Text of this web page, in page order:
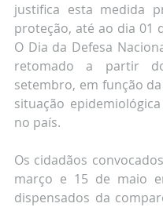
justifica esta medida
proteção, até ao dia 01
O Dia da Defesa
retomado a partir
setembro, em função
situação
no país.
Os cidadãos
março e 15 de maio
dispensados da